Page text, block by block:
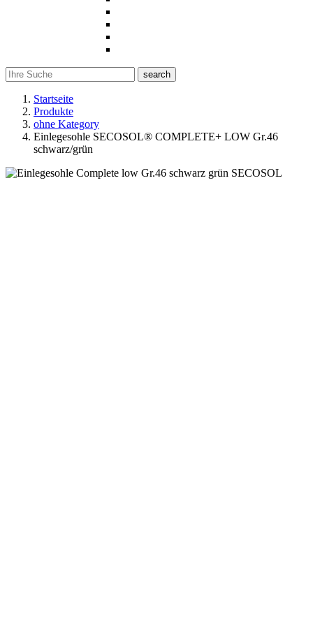
search
Startseite
Produkte
ohne Kategory
Einlegesohle SECOSOL® COMPLETE+ LOW Gr.46
schwarz/grün